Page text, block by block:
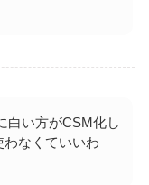
白い方がCSM化し
なくていいわ